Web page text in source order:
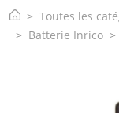
Toutes les
Batterie Inrico